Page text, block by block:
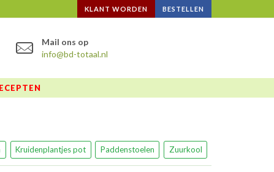
KLANT WORDEN BESTELLEN
Mail ons op
info@bd-totaal.nl
Kruidenplantjes pot Paddenstoelen Zuurkool